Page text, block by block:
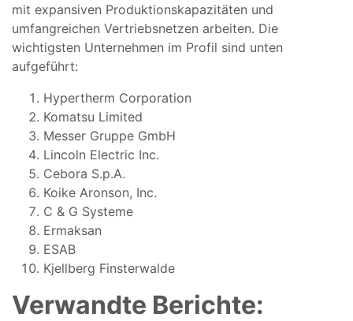
mit expansiven Produktionskapazitäten und
umfangreichen Vertriebsnetzen arbeiten. Die
wichtigsten Unternehmen im Profil sind unten
aufgeführt:
Hypertherm Corporation
Komatsu Limited
Messer Gruppe GmbH
Lincoln Electric Inc.
Cebora S.p.A.
Koike Aronson, Inc.
C & G Systeme
Ermaksan
ESAB
Kjellberg Finsterwalde
Verwandte Berichte: